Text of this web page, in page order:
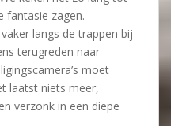
fantasie zagen.
langs de trappen bij
terugreden naar
moet
laatst niets meer,
verzonk in een diepe